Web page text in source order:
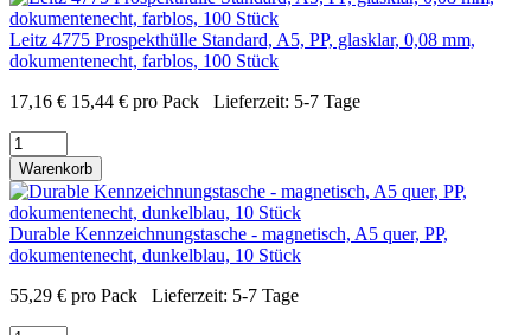
Leitz 4775 Prospekthülle Standard, A5, PP, glasklar, 0,08 mm,
dokumentenecht, farblos, 100 Stück
17,16 € 15,44 € pro Pack Lieferzeit: 5-7 Tage
Warenkorb
Durable Kennzeichnungstasche - magnetisch, A5 quer, PP,
dokumentenecht, dunkelblau, 10 Stück
55,29 € pro Pack Lieferzeit: 5-7 Tage